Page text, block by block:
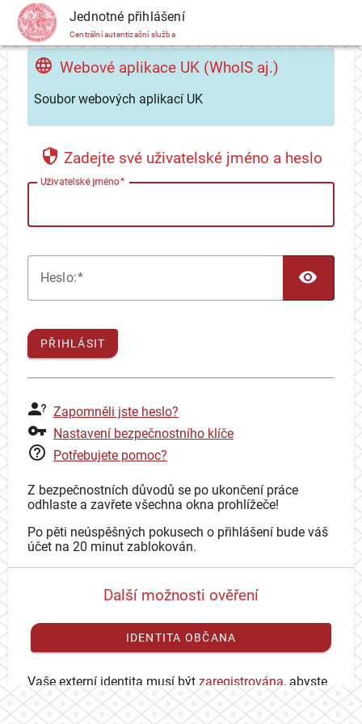
CAS Jednotné přihlášení
Centrální autentizační služba
Webové aplikace UK (WhoIS aj.)
Soubor webových aplikací UK
Zadejte své uživatelské jméno a heslo
Uživatelské jméno
Heslo:
PŘIHLÁSIT
Zapomněli jste heslo?
Nastavení bezpečnostního klíče
Potřebujete pomoc?
Z bezpečnostních důvodů se po ukončení práce
odhlaste a zavřete všechna okna prohlížeče!
Po pěti neúspěšných pokusech o přihlášení bude váš
účet na 20 minut zablokován.
Další možnosti ověření
IDENTITA OBČANA
Vaše externí identita musí být zaregistrována, abyste
se mohli přihlásit ke svému CAS účtu.